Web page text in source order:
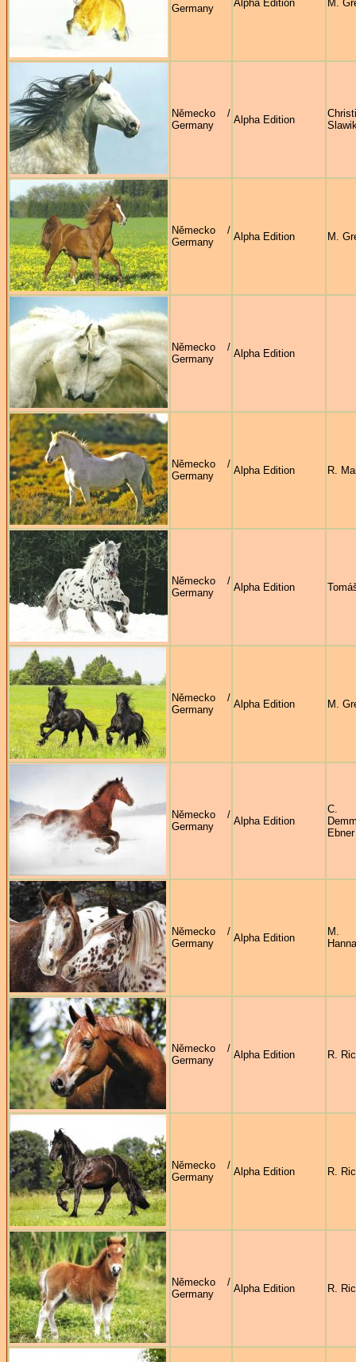
Germany
Alpha Edition M.
Německo /
Germany
Alpha Edition
Německo /
Germany
Alpha Edition M.
Německo /
Germany
Alpha Edition
Německo /
Germany
Alpha Edition R.
Německo /
Germany
Alpha Edition
Německo /
Germany
Alpha Edition M.
Německo /
Germany
Alpha Edition
C.
Ebner
Německo /
Germany
Alpha Edition
M.
Německo /
Germany
Alpha Edition R.
Německo /
Germany
Alpha Edition R.
Německo /
Germany
Alpha Edition R.